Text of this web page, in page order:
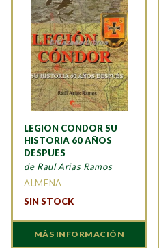
LEGION CONDOR SU
HISTORIA 60 AÑOS
DESPUES
de Raul Arias Ramos
ALMENA
SIN STOCK
MÁS INFORMACIÓN